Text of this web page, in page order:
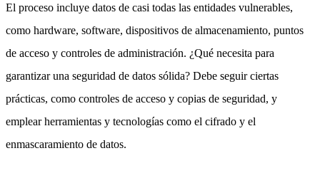
El proceso incluye datos de casi todas las entidades vulnerables,
como hardware, software, dispositivos de almacenamiento, puntos
de acceso y controles de administración. ¿Qué necesita para
garantizar una seguridad de datos sólida? Debe seguir ciertas
prácticas, como controles de acceso y copias de seguridad, y
emplear herramientas y tecnologías como el cifrado y el
enmascaramiento de datos.